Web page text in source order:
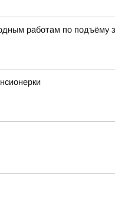
работам по подъёму